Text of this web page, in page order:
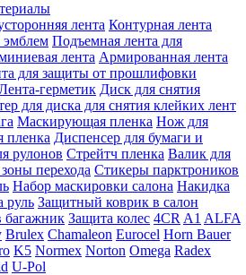
лента Контурная лента
эмблем Подъемная лента для
лента Армированная лента
для защиты от прошлифовки
герметик Диск для снятия
для диска для снятия клейких лент
Маскирующая пленка Нож для
пленка Диспенсер для бумаги и
рулонов Стрейтч пленка Валик для
перехода Стикеры парктроников
Набор маскировки салона Накидка
руль Защитный коврик в салон
багажник Защита колес 4CR A1 ALFA
Brulex Chamaleon Eurocel Horn Bauer
K5 Normex Norton Omega Radex
U-Pol